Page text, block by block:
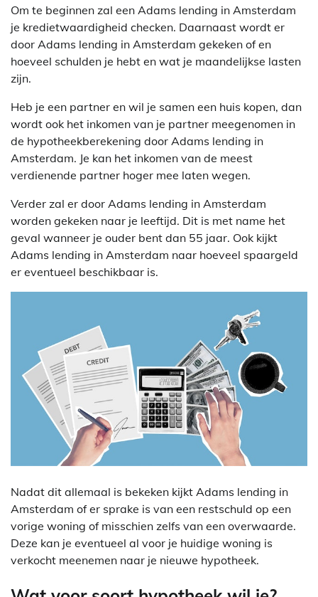
Om te beginnen zal een Adams lending in Amsterdam
je kredietwaardigheid checken. Daarnaast wordt er
door Adams lending in Amsterdam gekeken of en
hoeveel schulden je hebt en wat je maandelijkse lasten
zijn.
Heb je een partner en wil je samen een huis kopen, dan
wordt ook het inkomen van je partner meegenomen in
de hypotheekberekening door Adams lending in
Amsterdam. Je kan het inkomen van de meest
verdienende partner hoger mee laten wegen.
Verder zal er door Adams lending in Amsterdam
worden gekeken naar je leeftijd. Dit is met name het
geval wanneer je ouder bent dan 55 jaar. Ook kijkt
Adams lending in Amsterdam naar hoeveel spaargeld
er eventueel beschikbaar is.
Nadat dit allemaal is bekeken kijkt Adams lending in
Amsterdam of er sprake is van een restschuld op een
vorige woning of misschien zelfs van een overwaarde.
Deze kan je eventueel al voor je huidige woning is
verkocht meenemen naar je nieuwe hypotheek.